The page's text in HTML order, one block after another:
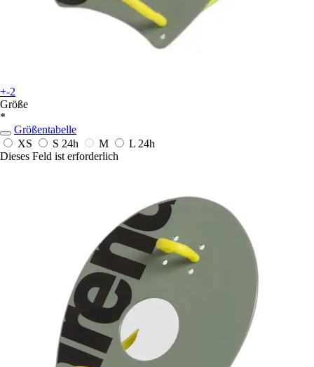
+-2
Größe
*
Größentabelle
XS
S 24h M L 24h
Dieses Feld ist erforderlich